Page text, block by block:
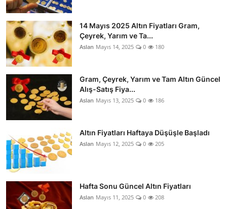
14 Mayıs 2025 Altın Fiyatları Gram,
Çeyrek, Yarım ve Ta...
Aslan Mayıs 14, 2025 0 180
Gram, Çeyrek, Yarım ve Tam Altın Güncel
Alış-Satış Fiya...
Aslan Mayıs 13, 2025 0 186
Altın Fiyatları Haftaya Düşüşle Başladı
Aslan Mayıs 12, 2025 0 205
Hafta Sonu Güncel Altın Fiyatları
Aslan Mayıs 11, 2025 0 208